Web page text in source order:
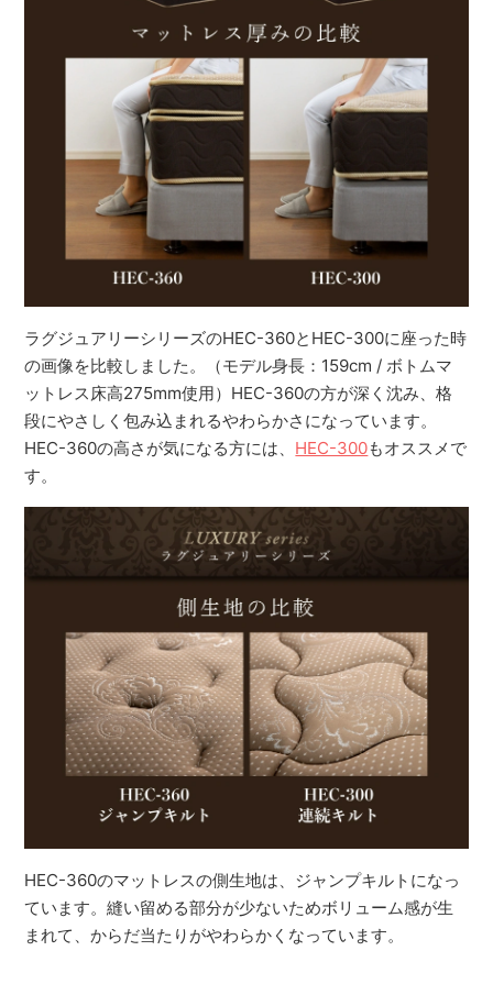
ラグジュアリーシリーズのHEC-360とHEC-300に座った時
の画像を比較しました。（モデル身長：159cm / ボトムマ
ットレス床高275mm使用）HEC-360の方が深く沈み、格
段にやさしく包み込まれるやわらかさになっています。
HEC-360の高さが気になる方には、 HEC-300もオススメで
す。
HEC-360のマットレスの側生地は、ジャンプキルトになっ
ています。縫い留める部分が少ないためボリューム感が生
まれて、からだ当たりがやわらかくなっています。